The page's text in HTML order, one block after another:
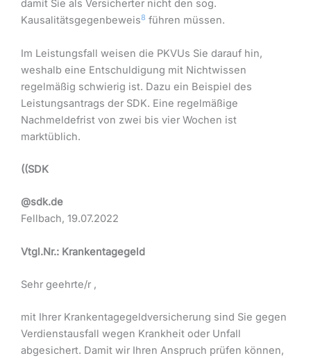
damit Sie als Versicherter nicht den sog.
Kausalitätsgegenbeweis8 führen müssen.
Im Leistungsfall weisen die PKVUs Sie darauf hin,
weshalb eine Entschuldigung mit Nichtwissen
regelmäßig schwierig ist. Dazu ein Beispiel des
Leistungsantrags der SDK. Eine regelmäßige
Nachmeldefrist von zwei bis vier Wochen ist
marktüblich.
((SDK
@sdk.de
Fellbach, 19.07.2022
Vtgl.Nr.: Krankentagegeld
Sehr geehrte/r ,
mit Ihrer Krankentagegeldversicherung sind Sie gegen
Verdienstausfall wegen Krankheit oder Unfall
abgesichert. Damit wir Ihren Anspruch prüfen können,